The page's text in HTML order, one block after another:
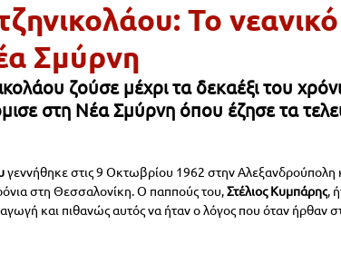
ΕΚΚΛΗΣΙΑ ΕΠΙΣΤΗΜΗ & ΤΕΧΝΟΛΟΓΙΑ
LIFESTYLE ΤΟΠΙΚΑ ΝΕΑ
Το
Σμύρνη
ζούσε μέχρι τα δεκαέξι του
στη Νέα Σμύρνη όπου έζησε τα
γεννήθηκε στις 9 Οκτωβρίου 1962 στην Αλεξανδρούπολη
στη Θεσσαλονίκη. Ο παππούς του, Στέλιος Κυμπάρης,
και πιθανώς αυτός να ήταν ο λόγος που όταν ήρθαν